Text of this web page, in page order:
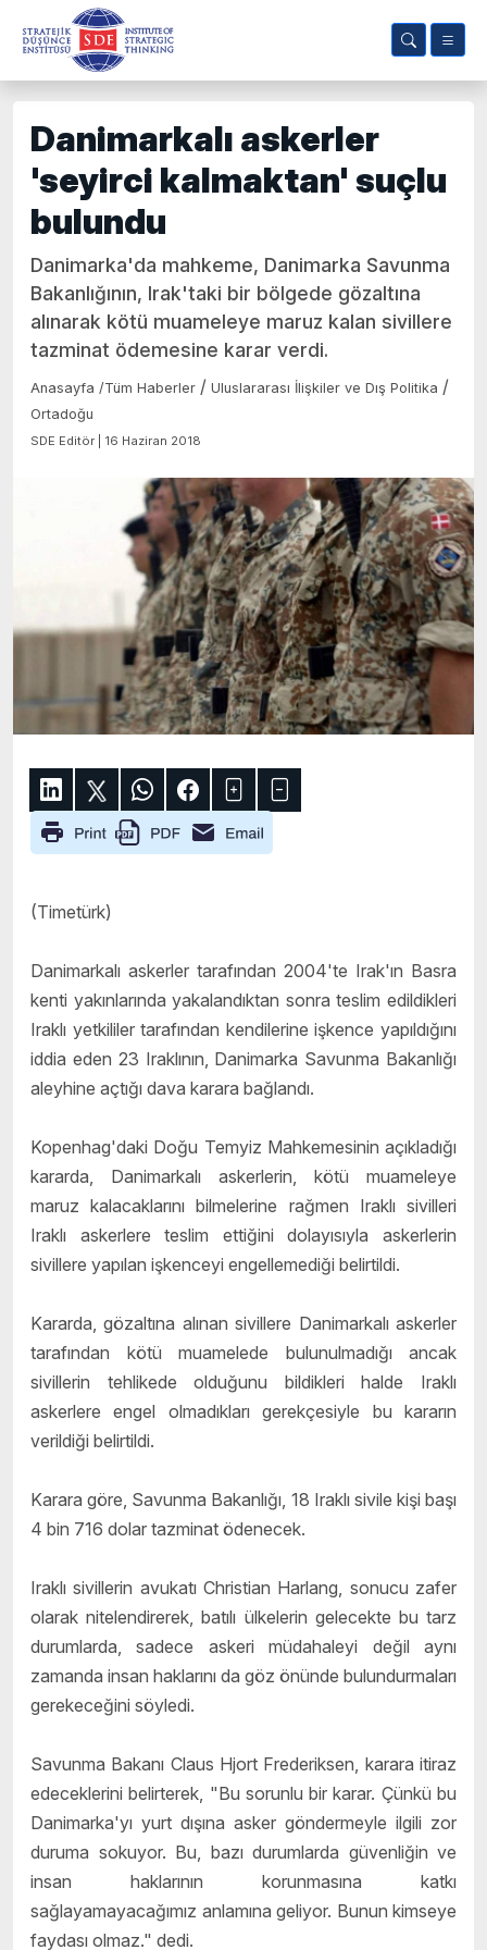
Danimarkalı askerler
'seyirci kalmaktan' suçlu
bulundu
Danimarka'da mahkeme, Danimarka Savunma
Bakanlığının, Irak'taki bir bölgede gözaltına
alınarak kötü muameleye maruz kalan sivillere
tazminat ödemesine karar verdi.
Anasayfa /Tüm Haberler / Uluslararası İlişkiler ve Dış Politika /
Ortadoğu
SDE Editör | 16 Haziran 2018
(Timetürk)
Danimarkalı askerler tarafından 2004'te Irak'ın Basra
kenti yakınlarında yakalandıktan sonra teslim edildikleri
Iraklı yetkililer tarafından kendilerine işkence yapıldığını
iddia eden 23 Iraklının, Danimarka Savunma Bakanlığı
aleyhine açtığı dava karara bağlandı.
Kopenhag'daki Doğu Temyiz Mahkemesinin açıkladığı
kararda, Danimarkalı askerlerin, kötü muameleye
maruz kalacaklarını bilmelerine rağmen Iraklı sivilleri
Iraklı askerlere teslim ettiğini dolayısıyla askerlerin
sivillere yapılan işkenceyi engellemediği belirtildi.
Kararda, gözaltına alınan sivillere Danimarkalı askerler
tarafından kötü muamelede bulunulmadığı ancak
sivillerin tehlikede olduğunu bildikleri halde Iraklı
askerlere engel olmadıkları gerekçesiyle bu kararın
verildiği belirtildi.
Karara göre, Savunma Bakanlığı, 18 Iraklı sivile kişi başı
4 bin 716 dolar tazminat ödenecek.
Iraklı sivillerin avukatı Christian Harlang, sonucu zafer
olarak nitelendirerek, batılı ülkelerin gelecekte bu tarz
durumlarda, sadece askeri müdahaleyi değil aynı
zamanda insan haklarını da göz önünde bulundurmaları
gerekeceğini söyledi.
Savunma Bakanı Claus Hjort Frederiksen, karara itiraz
edeceklerini belirterek, "Bu sorunlu bir karar. Çünkü bu
Danimarka'yı yurt dışına asker göndermeyle ilgili zor
duruma sokuyor. Bu, bazı durumlarda güvenliğin ve
insan haklarının korunmasına katkı
sağlayamayacağımız anlamına geliyor. Bunun kimseye
faydası olmaz." dedi.